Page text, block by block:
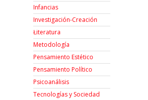
Infancias
Investigación-Creación
Łiteratura
Metodología
Pensamiento Estético
Pensamiento Político
Psicoanálisis
Tecnologías y Sociedad